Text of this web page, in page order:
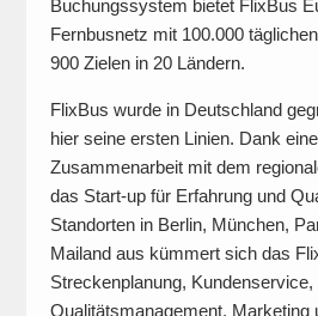
Buchungssystem bietet FlixBus
Fernbusnetz mit 100.000
900 Zielen in 20 Ländern.
FlixBus wurde in Deutschland
hier seine ersten Linien. Dank
Zusammenarbeit mit dem
das Start-up für Erfahrung und
Standorten in Berlin, München,
Mailand aus kümmert sich das
Streckenplanung, Kundenservice,
Qualitätsmanagement, Marketing